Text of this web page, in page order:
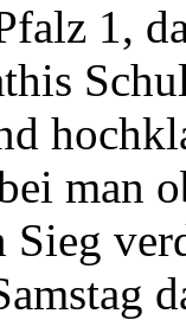
1,
man
Sieg